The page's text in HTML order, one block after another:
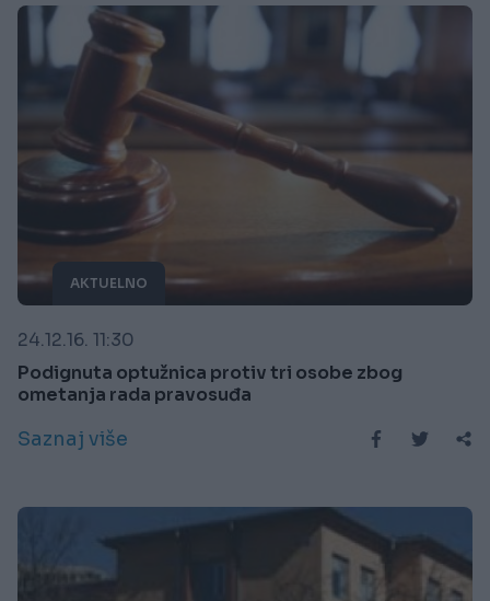
AKTUELNO
24.12.16. 11:30
Podignuta optužnica protiv tri osobe zbog
ometanja rada pravosuđa
Saznaj više